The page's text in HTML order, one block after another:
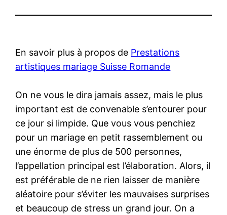
En savoir plus à propos de Prestations
artistiques mariage Suisse Romande
On ne vous le dira jamais assez, mais le plus
important est de convenable s’entourer pour
ce jour si limpide. Que vous vous penchiez
pour un mariage en petit rassemblement ou
une énorme de plus de 500 personnes,
l’appellation principal est l’élaboration. Alors, il
est préférable de ne rien laisser de manière
aléatoire pour s’éviter les mauvaises surprises
et beaucoup de stress un grand jour. On a